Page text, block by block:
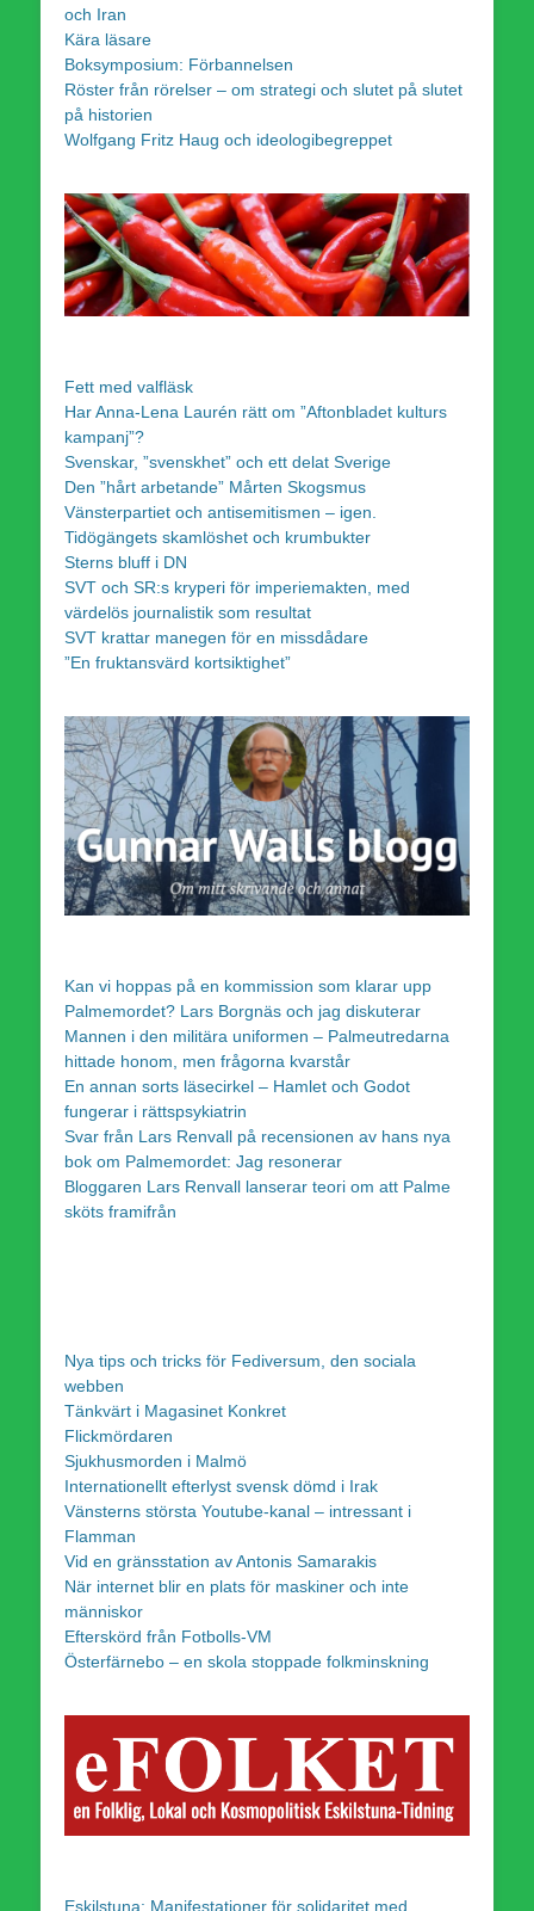
och Iran
Kära läsare
Boksymposium: Förbannelsen
Röster från rörelser – om strategi och slutet på slutet
på historien
Wolfgang Fritz Haug och ideologibegreppet
Fett med valfläsk
Har Anna-Lena Laurén rätt om ”Aftonbladet kulturs
kampanj”?
Svenskar, ”svenskhet” och ett delat Sverige
Den ”hårt arbetande” Mårten Skogsmus
Vänsterpartiet och antisemitismen – igen.
Tidögängets skamlöshet och krumbukter
Sterns bluff i DN
SVT och SR:s kryperi för imperiemakten, med
värdelös journalistik som resultat
SVT krattar manegen för en missdådare
”En fruktansvärd kortsiktighet”
Kan vi hoppas på en kommission som klarar upp
Palmemordet? Lars Borgnäs och jag diskuterar
Mannen i den militära uniformen – Palmeutredarna
hittade honom, men frågorna kvarstår
En annan sorts läsecirkel – Hamlet och Godot
fungerar i rättspsykiatrin
Svar från Lars Renvall på recensionen av hans nya
bok om Palmemordet: Jag resonerar
Bloggaren Lars Renvall lanserar teori om att Palme
sköts framifrån
Nya tips och tricks för Fediversum, den sociala
webben
Tänkvärt i Magasinet Konkret
Flickmördaren
Sjukhusmorden i Malmö
Internationellt efterlyst svensk dömd i Irak
Vänsterns största Youtube-kanal – intressant i
Flamman
Vid en gränsstation av Antonis Samarakis
När internet blir en plats för maskiner och inte
människor
Efterskörd från Fotbolls-VM
Österfärnebo – en skola stoppade folkminskning
Eskilstuna: Manifestationer för solidaritet med